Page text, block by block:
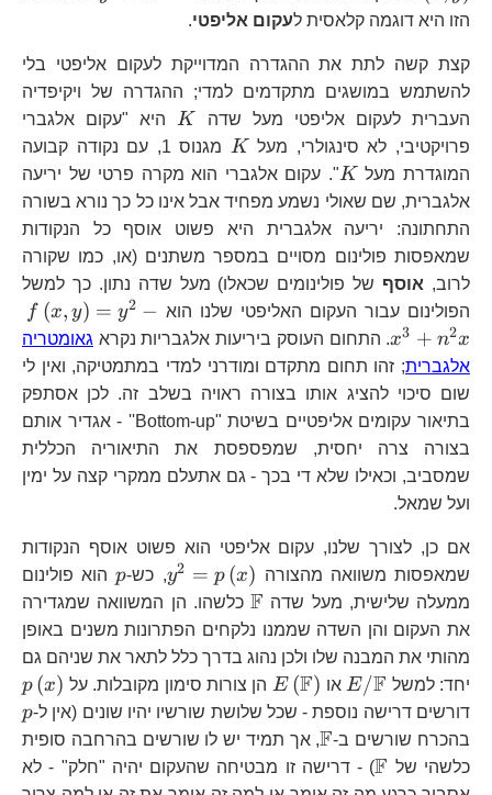
n^{2}x
הזו היא דוגמה קלאסית לעקום אליפטי.
קצת קשה לתת את ההגדרה המדוייקת לעקום אליפטי בלי
להשתמש במושגים מתקדמים למדי; ההגדרה של ויקיפדיה
העברית לעקום אליפטי מעל שדה
K
Kהיא "עקום אלגברי
פרויקטיבי, לא סינגולרי, מעל
K
K
מגנוס 1, עם נקודה קבועה
המוגדרת מעל
K K". עקום אלגברי הוא מקרה פרטי של יריעה
אלגברית, שם שאולי נשמע מפחיד אבל אינו כל כך נורא בשורה
התחתונה: יריעה אלגברית היא פשוט אוסף כל הנקודות
שמאפסות פולינום מסויים במספר משתנים (או, כמו שקורה
לרוב, אוסף של פולינומים שכאלו) מעל שדה נתון. כך למשל
הפולינום עבור העקום האליפטי שלנו הוא
f (x, y) = y2 −
x3 + n2x . התחום העוסק ביריעות אלגבריות נקרא גאומטריה
אלגברית; זהו תחום מתקדם ומודרני למדי במתמטיקה, ואין לי
שום סיכוי להציג אותו בצורה ראויה בשלב זה. לכן אסתפק
בתיאור עקומים אליפטיים בשיטת "Bottom-up'' - אגדיר אותם
בצורה צרה יחסית, שמפספסת את התיאוריה הכללית
שמסביב, וכאילו שלא די בכך - גם אתעלם ממקרי קצה על ימין
ועל שמאל.
אם כן, לצורך שלנו, עקום אליפטי הוא פשוט אוסף הנקודות
שמאפסות משוואה מהצורה
y2 = p (x) , כש- p
pהוא פולינום
ממעלה שלישית, מעל שדה
\mathbb{F}
F כלשהו. הן המשוואה שמגדירה
את העקום והן השדה שממנו נלקחים הפתרונות משנים באופן
מהותי את המבנה שלו ולכן נהוג בדרך כלל לתאר את שניהם גם
יחד: למשל
E/\mathbb{F} E/F או
E\left(\mathbb{F}\right)
E (F) הן צורות סימון מקובלות. על p (x)
דורשים דרישה נוספת - שכל שלושת שורשיו יהיו שונים (אין ל-p
בהכרח שורשים ב- \mathbb{F} F, אך תמיד יש לו שורשים בהרחבה סופית
כלשהי של
\mathbb{F} F) - דרישה זו מבטיחה שהעקום יהיה "חלק" - לא